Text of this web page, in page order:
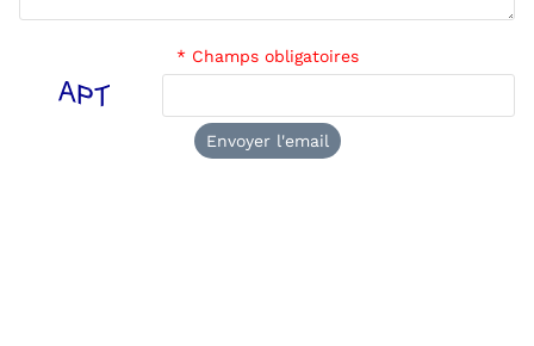
* Champs obligatoires
Envoyer l'email